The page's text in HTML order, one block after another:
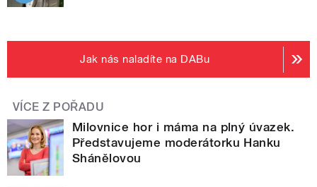
Jak nás naladíte na DABu
VÍCE Z POŘADU
Milovnice hor i máma na plný úvazek.
Představujeme moderátorku Hanku
Shánělovou